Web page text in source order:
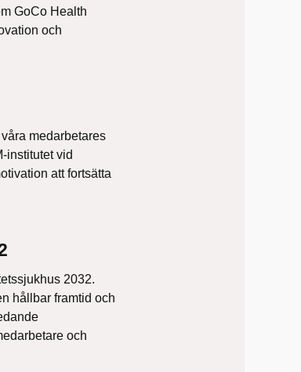
GoCo Health
och
medarbetares
institutet vid
att fortsätta
2032.
hållbar framtid och
och